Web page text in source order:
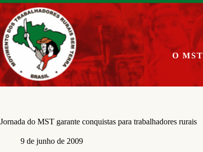
Pular
para
o
conteúdo
O MST
Jornada do MST garante conquistas para trabalhadores rurais
9 de junho de 2009